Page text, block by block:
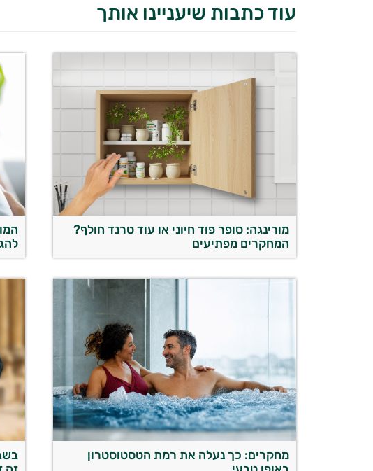
עוד כתבות שיעניינו אותך
מורינגה: סופר פוד חיוני או עוד טרנד חולף?
המחקרים מפתיעים
מחקרים: כך נעלה את רמת הטסטוסטרון